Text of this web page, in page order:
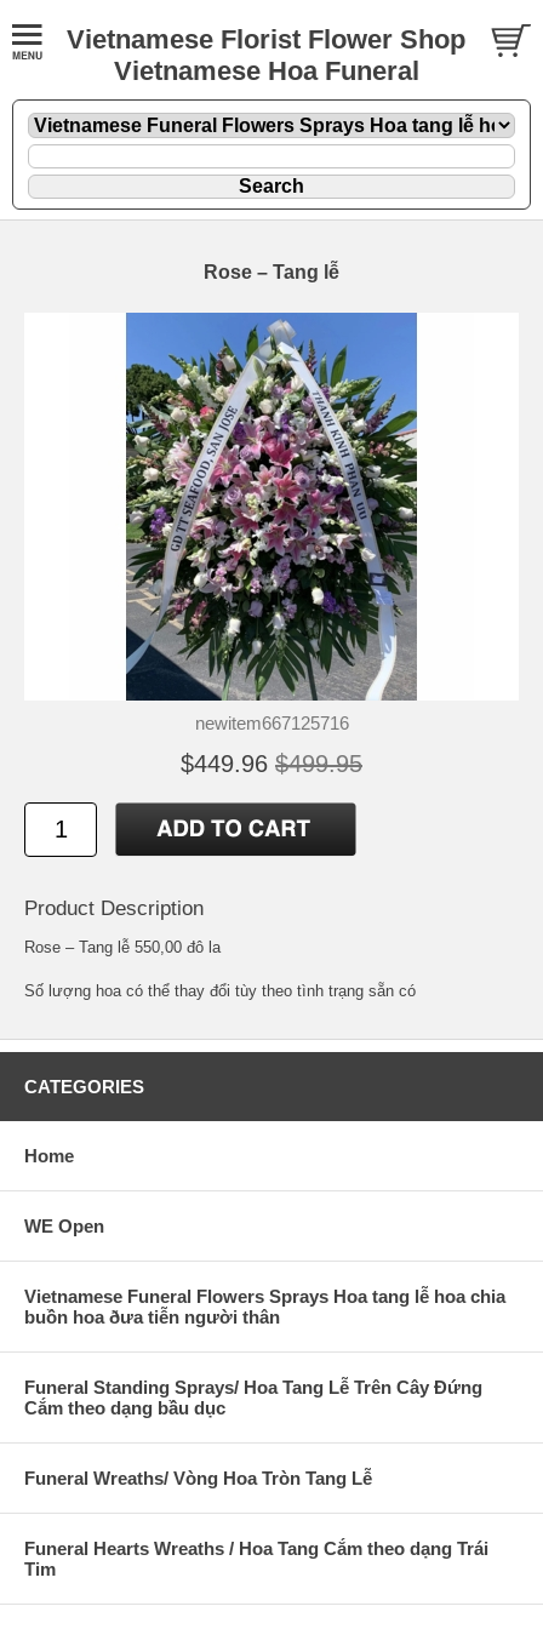
Vietnamese Florist Flower Shop
Vietnamese Hoa Funeral
Rose – Tang lễ
newitem667125716
$449.96 $499.95
Product Description
Rose – Tang lễ 550,00 đô la
Số lượng hoa có thể thay đổi tùy theo tình trạng sẵn có
CATEGORIES
Home
WE Open
Vietnamese Funeral Flowers Sprays Hoa tang lễ hoa chia
buồn hoa ðưa tiễn người thân
Funeral Standing Sprays/ Hoa Tang Lễ Trên Cây Đứng
Cắm theo dạng bầu dục
Funeral Wreaths/ Vòng Hoa Tròn Tang Lễ
Funeral Hearts Wreaths / Hoa Tang Cắm theo dạng Trái
Tim